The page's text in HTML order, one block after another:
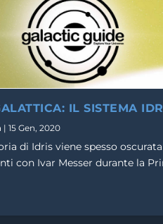
IL SISTEMA
|15 Gen, 2020
di Idris viene spesso
con Ivar Messer durante la